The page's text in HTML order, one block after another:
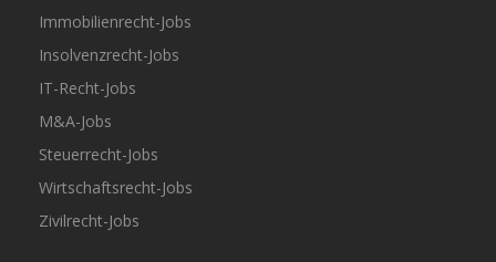
Immobilienrecht-Jobs
Insolvenzrecht-Jobs
IT-Recht-Jobs
M&A-Jobs
Steuerrecht-Jobs
Wirtschaftsrecht-Jobs
Zivilrecht-Jobs